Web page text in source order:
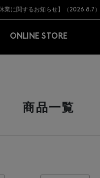
）以上のお買上げで常時送料無料
お知らせ】(2026.8.7)
業に関するお知らせ】（2026.8.7）
止のお知らせ】（2026.8.5）
お荷物のお届けについて
案内・ご注意事項
）以上のお買上げで常時送料無料
お知らせ】(2026.8.7)
ONLINE STORE
商品一覧